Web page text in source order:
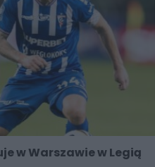
w Warszawie w Legią